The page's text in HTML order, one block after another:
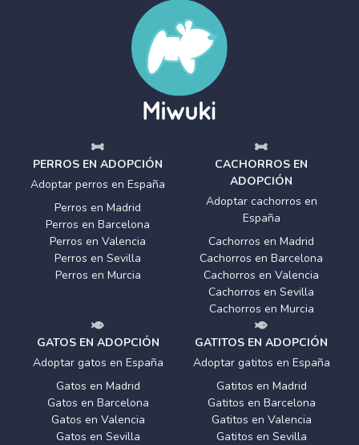
PERROS EN ADOPCIÓN
Adoptar perros en España
Perros en Madrid
Perros en Barcelona
Perros en Valencia
Perros en Sevilla
Perros en Murcia
CACHORROS EN
ADOPCIÓN
Adoptar cachorros en
España
Cachorros en Madrid
Cachorros en Barcelona
Cachorros en Valencia
Cachorros en Sevilla
Cachorros en Murcia
GATOS EN ADOPCIÓN
Adoptar gatos en España
Gatos en Madrid
Gatos en Barcelona
Gatos en Valencia
Gatos en Sevilla
GATITOS EN ADOPCIÓN
Adoptar gatitos en España
Gatitos en Madrid
Gatitos en Barcelona
Gatitos en Valencia
Gatitos en Sevilla